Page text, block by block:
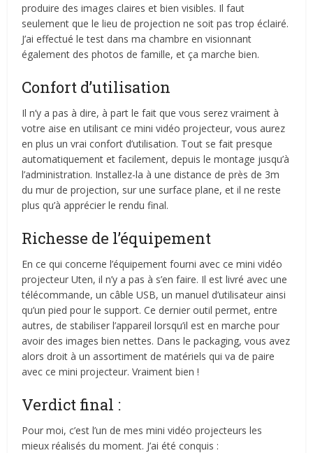
produire des images claires et bien visibles. Il faut
seulement que le lieu de projection ne soit pas trop éclairé.
J’ai effectué le test dans ma chambre en visionnant
également des photos de famille, et ça marche bien.
Confort d’utilisation
Il n’y a pas à dire, à part le fait que vous serez vraiment à
votre aise en utilisant ce mini vidéo projecteur, vous aurez
en plus un vrai confort d’utilisation. Tout se fait presque
automatiquement et facilement, depuis le montage jusqu’à
l’administration. Installez-la à une distance de près de 3m
du mur de projection, sur une surface plane, et il ne reste
plus qu’à apprécier le rendu final.
Richesse de l’équipement
En ce qui concerne l’équipement fourni avec ce mini vidéo
projecteur Uten, il n’y a pas à s’en faire. Il est livré avec une
télécommande, un câble USB, un manuel d’utilisateur ainsi
qu’un pied pour le support. Ce dernier outil permet, entre
autres, de stabiliser l’appareil lorsqu’il est en marche pour
avoir des images bien nettes. Dans le packaging, vous avez
alors droit à un assortiment de matériels qui va de paire
avec ce mini projecteur. Vraiment bien !
Verdict final :
Pour moi, c’est l’un de mes mini vidéo projecteurs les
mieux réalisés du moment. J’ai été conquis :